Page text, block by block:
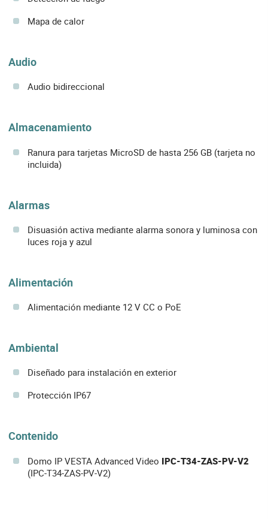
Mapa de calor
Audio
Audio bidireccional
Almacenamiento
Ranura para tarjetas MicroSD de hasta 256 GB (tarjeta no
incluida)
Alarmas
Disuasión activa mediante alarma sonora y luminosa con
luces roja y azul
Alimentación
Alimentación mediante 12 V CC o PoE
Ambiental
Diseñado para instalación en exterior
Protección IP67
Contenido
Domo IP VESTA Advanced Video IPC-T34-ZAS-PV-V2
(IPC-T34-ZAS-PV-V2)